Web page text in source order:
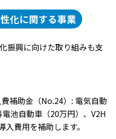
化に関する事業
振興に向けた取り組みも支
補助金（No.24）: 電気自動
池自動車（20万円）、V2H
費用を補助します。